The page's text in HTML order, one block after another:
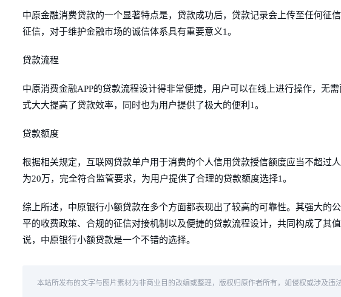
中原金融消费贷款的一个显著特点是，贷款成功后，贷款记录会上传至任何征
征信，对于维护金融市场的诚信体系具有重要意义1。
贷款流程
中原消费金融APP的贷款流程设计得非常便捷，用户可以在线上进行操作，无
式大大提高了贷款效率，同时也为用户提供了极大的便利1。
贷款额度
根据相关规定，互联网贷款单户用于消费的个人信用贷款授信额度应当不超过
为20万，完全符合监管要求，为用户提供了合理的贷款额度选择1。
综上所述，中原银行小额贷款在多个方面都表现出了较高的可靠性。其强大的
平的收费政策、合规的征信对接机制以及便捷的贷款流程设计，共同构成了其
说，中原银行小额贷款是一个不错的选择。
本站所发布的文字与图片素材为非商业目的改编或整理，版权归原作者所有，如侵权或涉及违